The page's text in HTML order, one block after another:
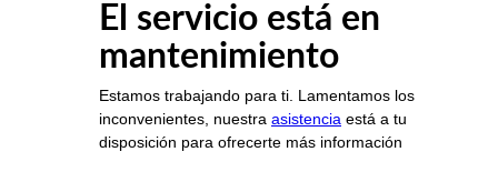
El servicio está en
mantenimiento
Estamos trabajando para ti. Lamentamos los
inconvenientes, nuestra asistencia está a tu
disposición para ofrecerte más información